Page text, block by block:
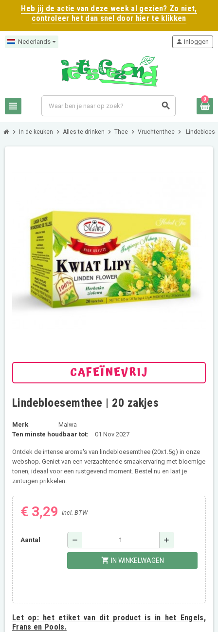
Heb jij de actie van deze week al gezien? Zo niet,
controleer het dan snel door hier te klikken
Nederlands
view_headline search
person Inloggen
0
chevron_right In de keuken chevron_right Alles te drinken chevron_right Thee chevron_right Vruchtenthee chevron_right
CAFEÏNEVRIJ
Lindebloesemthee | 20 zakjes
Merk
Malwa
Ten minste houdbaar tot:
01 Nov 2027
Ontdek de intense aroma's van lindebloesemthee (20x1.5g) in onze
webshop. Geniet van een verzachtende smaakervaring met bloemige
tonen, ideaal voor een rustgevend moment. Bestel nu en laat je
zintuigen prikkelen.
€ 3,29 Incl. BTW
Aantal remove add
shopping_cart IN WINKELWAGEN
Let op:het etiket van dit product is in het Engels,
Frans en Pools.